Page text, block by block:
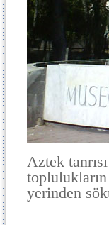
Aztek
yerinden